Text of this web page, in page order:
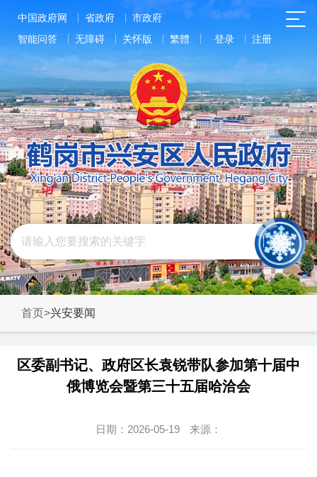
中国政府网 省政府
市政府
智能问答
无障碍 关怀版 繁體 登录 注册
首页>兴安要闻
区委副书记、政府区长袁锐带队参加第十届中
俄博览会暨第三十五届哈洽会
日期：2026-05-19 来源：